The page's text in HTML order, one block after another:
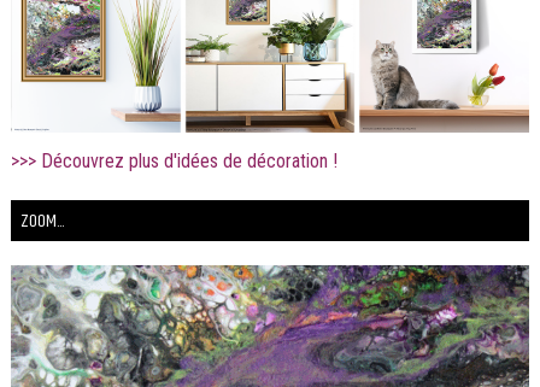
>>> Découvrez plus d'idées de décoration !
ZOOM...